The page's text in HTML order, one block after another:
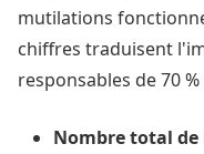
mutilations
chiffres traduisent
responsables de 70
Nombre total de